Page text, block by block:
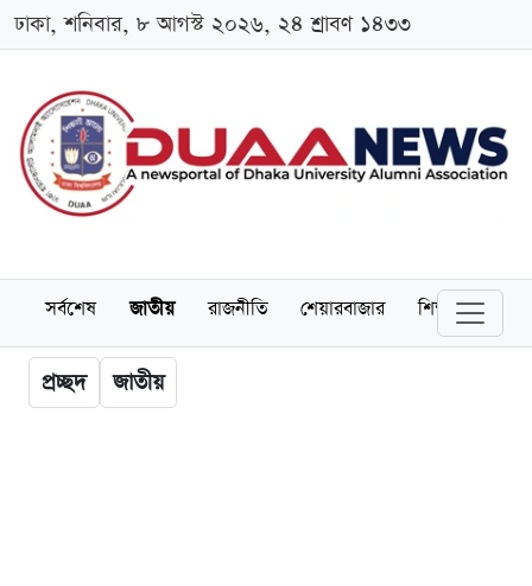
ঢাকা, শনিবার, ৮ আগস্ট ২০২৬, ২৪ শ্রাবণ ১৪৩৩
সর্বশেষ জাতীয় রাজনীতি শেয়ারবাজার শিক্ষা
প্রচ্ছদ জাতীয়